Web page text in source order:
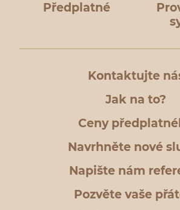
Předplatné
Kontaktujte
Jak na to?
Ceny
Navrhněte nové
Napište nám
Pozvěte vaše